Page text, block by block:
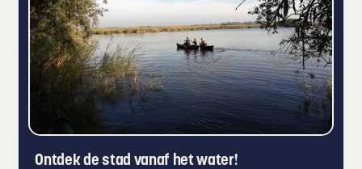
Ontdek de stad vanaf het water!